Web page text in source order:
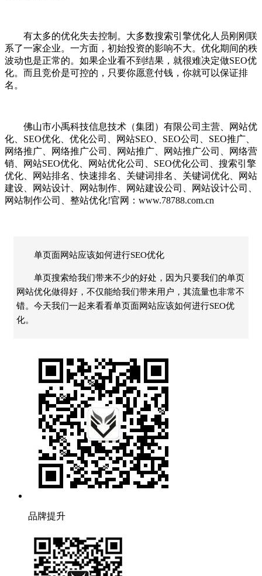
有太多的优化失去控制。大多数搜索引擎优化人员刚刚联
系了一家企业。一方面，初始投资的影响不大。优化期间的秩
波动也是正常的。如果企业看不到结果，就很难决定做SEO优
化。而且竞价是可控的，只要你愿意付钱，你就可以保证排
名。
佛山市小禹科技信息技术（集团）有限公司主营、网站优
化、SEO优化、优化公司、网站SEO、SEO公司、SEO推广、
网络推广、网络推广公司、网站推广、网站推广公司、网络营
销、网站SEO优化、网站优化公司、SEO优化公司、搜索引擎
优化、网站排名、快速排名、关键词排名、关键词优化、网站
建设、网站设计、网站制作、网站建设公司、网站设计公司、
网站制作公司、整站优化!官网：www.78788.com.cn
单页面网站应该如何进行SEO优化
单页搜索给我们带来不少的好处，因为只要我们的单页
网站优化做得好，不仅能给我们带来用户，其流量也非常不
错。今天我们一起来看看单页面网站应该如何进行SEO优
化。
品牌提升